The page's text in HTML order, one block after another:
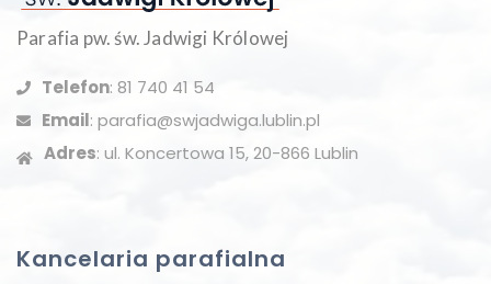
Parafia pw. św. Jadwigi Królowej
Telefon: 81 740 41 54
Email: parafia@swjadwiga.lublin.pl
Adres: ul. Koncertowa 15, 20-866 Lublin
Kancelaria parafialna